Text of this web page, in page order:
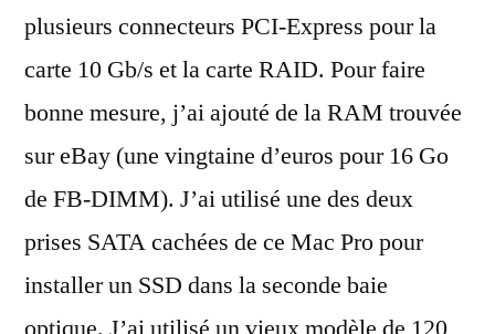
plusieurs connecteurs PCI-Express pour la
carte 10 Gb/s et la carte RAID. Pour faire
bonne mesure, j’ai ajouté de la RAM trouvée
sur eBay (une vingtaine d’euros pour 16 Go
de FB-DIMM). J’ai utilisé une des deux
prises SATA cachées de ce Mac Pro pour
installer un SSD dans la seconde baie